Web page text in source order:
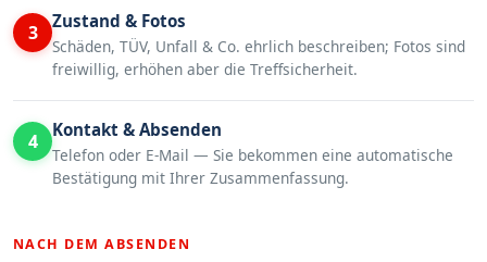
3 Zustand & Fotos
Schäden, TÜV, Unfall & Co. ehrlich beschreiben; Fotos sind
freiwillig, erhöhen aber die Treffsicherheit.
4 Kontakt & Absenden
Telefon oder E-Mail — Sie bekommen eine automatische
Bestätigung mit Ihrer Zusammenfassung.
NACH DEM ABSENDEN